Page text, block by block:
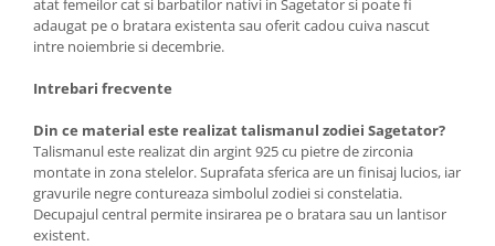
atat femeilor cat si barbatilor nativi in Sagetator si poate fi
adaugat pe o bratara existenta sau oferit cadou cuiva nascut
intre noiembrie si decembrie.
Intrebari frecvente
Din ce material este realizat talismanul zodiei Sagetator?
Talismanul este realizat din argint 925 cu pietre de zirconia
montate in zona stelelor. Suprafata sferica are un finisaj lucios, iar
gravurile negre contureaza simbolul zodiei si constelatia.
Decupajul central permite insirarea pe o bratara sau un lantisor
existent.